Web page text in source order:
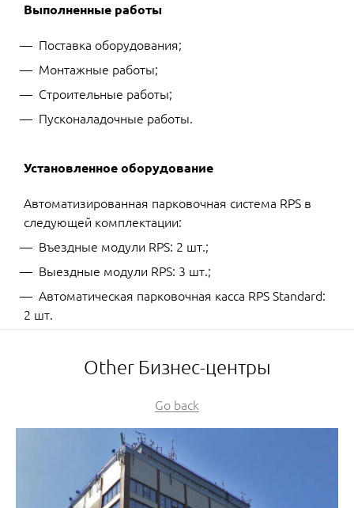
Выполненные работы
Поставка оборудования;
Монтажные работы;
Строительные работы;
Пусконаладочные работы.
Установленное оборудование
Автоматизированная парковочная система RPS в
следующей комплектации:
Въездные модули RPS: 2 шт.;
Выездные модули RPS: 3 шт.;
Автоматическая парковочная касса RPS Standard:
2 шт.
Other Бизнес-центры
Go back